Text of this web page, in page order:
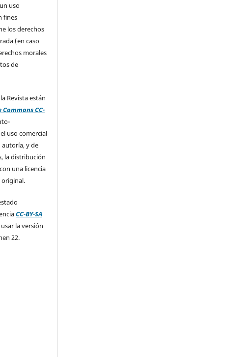
uso
fines
los derechos
(en caso
morales
de
Revista están
Commons CC-
uso comercial
autoría, y de
la distribución
una licencia
original.
CC-BY-SA
la versión
22.